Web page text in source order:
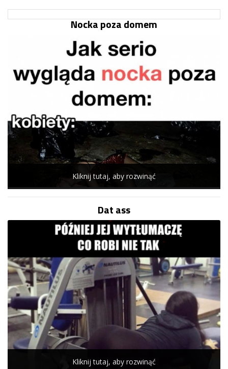
Nocka poza domem
Kliknij tutaj, aby rozwinąć
Dat ass
Kliknij tutaj, aby rozwinąć